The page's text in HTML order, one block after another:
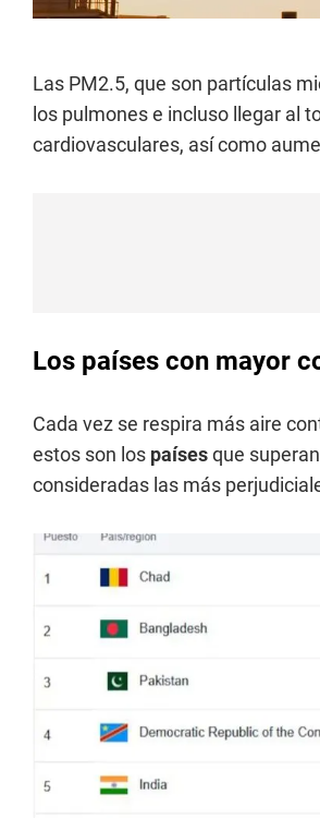
Las PM2.5, que son partículas
los pulmones e incluso llegar al
cardiovasculares, así como
Los países con mayor
Cada vez se respira más aire
estos son los paísesque
consideradas las más